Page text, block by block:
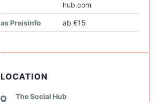
hub.com
as Preisinfo ab €15
LOCATION
The Social Hub